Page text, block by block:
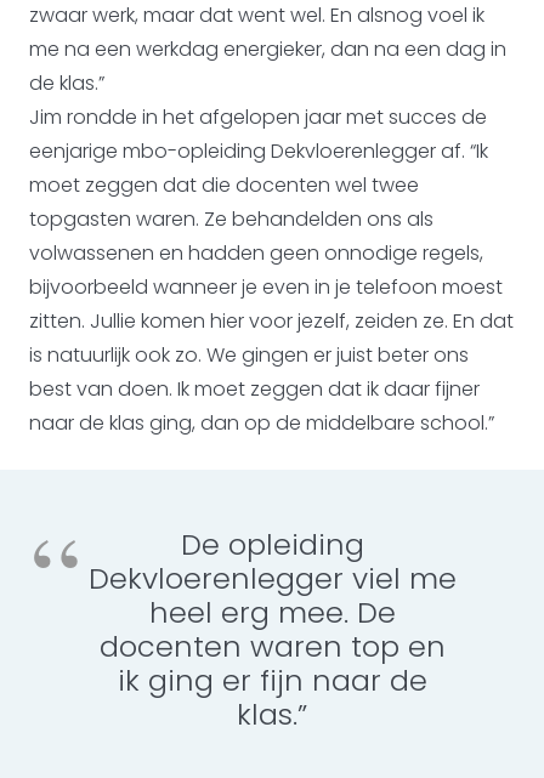
zwaar werk, maar dat went wel. En alsnog voel ik
me na een werkdag energieker, dan na een dag in
de klas.”
Jim rondde in het afgelopen jaar met succes de
eenjarige mbo-opleiding Dekvloerenlegger af. “Ik
moet zeggen dat die docenten wel twee
topgasten waren. Ze behandelden ons als
volwassenen en hadden geen onnodige regels,
bijvoorbeeld wanneer je even in je telefoon moest
zitten. Jullie komen hier voor jezelf, zeiden ze. En dat
is natuurlijk ook zo. We gingen er juist beter ons
best van doen. Ik moet zeggen dat ik daar fijner
naar de klas ging, dan op de middelbare school.”
De opleiding
Dekvloerenlegger viel me
heel erg mee. De
docenten waren top en
ik ging er fijn naar de
klas.”